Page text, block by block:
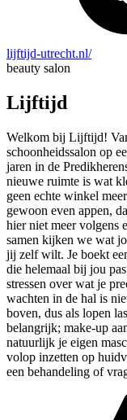
lijftijd-utrecht.nl/
beauty salon
Lijftijd
Welkom bij Lijftijd!
schoonheidssalon op
jaren in de
nieuwe ruimte is wat
geen echte winkel
gewoon even appen,
hier niet meer volgens
samen kijken we wat
jij zelf wilt. Je boekt
die helemaal bij jou
stressen over wat je
wachten in de hal is
boven, dus als lopen
belangrijk; make-up
natuurlijk je eigen
volop inzetten op
een behandeling of